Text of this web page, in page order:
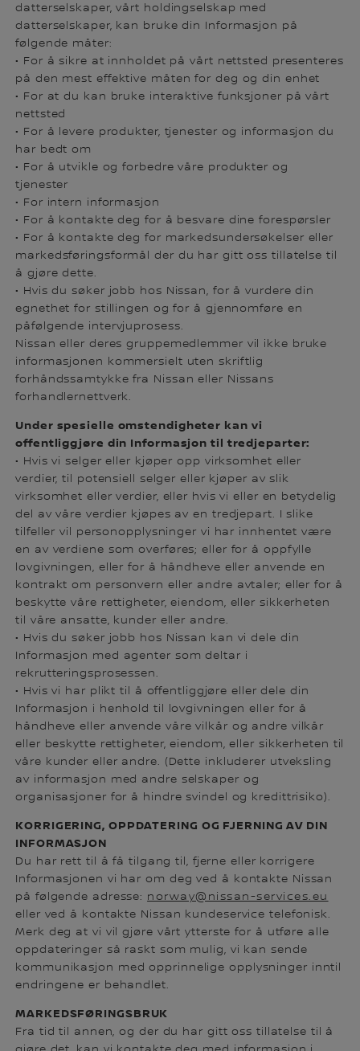
datterselskaper, vårt holdingselskap med
datterselskaper, kan bruke din Informasjon på
følgende måter:
• For å sikre at innholdet på vårt nettsted presenteres
på den mest effektive måten for deg og din enhet
• For at du kan bruke interaktive funksjoner på vårt
nettsted
• For å levere produkter, tjenester og informasjon du
har bedt om
• For å utvikle og forbedre våre produkter og
tjenester
• For intern informasjon
• For å kontakte deg for å besvare dine forespørsler
• For å kontakte deg for markedsundersøkelser eller
markedsføringsformål der du har gitt oss tillatelse til
å gjøre dette.
• Hvis du søker jobb hos Nissan, for å vurdere din
egnethet for stillingen og for å gjennomføre en
påfølgende intervjuprosess.
Nissan eller deres gruppemedlemmer vil ikke bruke
informasjonen kommersielt uten skriftlig
forhåndssamtykke fra Nissan eller Nissans
forhandlernettverk.
Under spesielle omstendigheter kan vi
offentliggjøre din Informasjon til tredjeparter:
• Hvis vi selger eller kjøper opp virksomhet eller
verdier, til potensiell selger eller kjøper av slik
virksomhet eller verdier, eller hvis vi eller en betydelig
del av våre verdier kjøpes av en tredjepart. I slike
tilfeller vil personopplysninger vi har innhentet være
en av verdiene som overføres; eller for å oppfylle
lovgivningen, eller for å håndheve eller anvende en
kontrakt om personvern eller andre avtaler; eller for å
beskytte våre rettigheter, eiendom, eller sikkerheten
til våre ansatte, kunder eller andre.
• Hvis du søker jobb hos Nissan kan vi dele din
Informasjon med agenter som deltar i
rekrutteringsprosessen.
• Hvis vi har plikt til å offentliggjøre eller dele din
Informasjon i henhold til lovgivningen eller for å
håndheve eller anvende våre vilkår og andre vilkår
eller beskytte rettigheter, eiendom, eller sikkerheten til
våre kunder eller andre. (Dette inkluderer utveksling
av informasjon med andre selskaper og
organisasjoner for å hindre svindel og kredittrisiko).
KORRIGERING, OPPDATERING OG FJERNING AV DIN
INFORMASJON
Du har rett til å få tilgang til, fjerne eller korrigere
Informasjonen vi har om deg ved å kontakte Nissan
på følgende adresse: norway@nissan-services.eu
eller ved å kontakte Nissan kundeservice telefonisk.
Merk deg at vi vil gjøre vårt ytterste for å utføre alle
oppdateringer så raskt som mulig, vi kan sende
kommunikasjon med opprinnelige opplysninger inntil
endringene er behandlet.
MARKEDSFØRINGSBRUK
Fra tid til annen, og der du har gitt oss tillatelse til å